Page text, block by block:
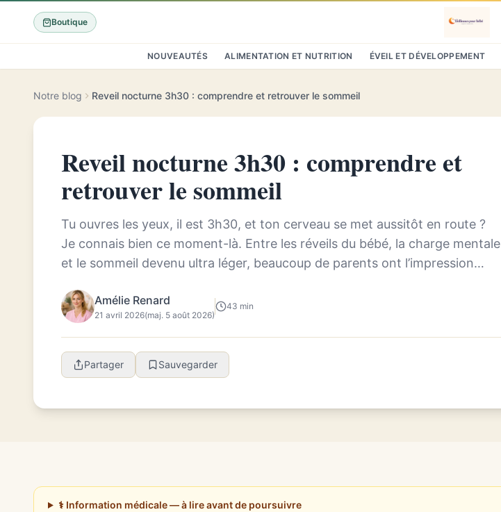
Boutique
NOUVEAUTÉS ALIMENTATION ET NUTRITION ÉVEIL ET DÉVELOPPEMENT
Notre blog Reveil nocturne 3h30 : comprendre et retrouver le sommeil
Reveil nocturne 3h30 : comprendre et
retrouver le sommeil
Tu ouvres les yeux, il est 3h30, et ton cerveau se met aussitôt en route ?
Je connais bien ce moment-là. Entre les réveils du bébé, la charge mentale
et le sommeil devenu ultra léger, beaucoup de parents ont l’impression
Amélie Renard
21 avril 2026(maj. 5 août 2026)
43 min
Partager Sauvegarder
⚕️ Information médicale — à lire avant de poursuivre